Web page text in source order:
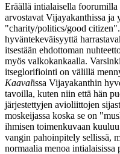
Eräällä intialaisella
arvostavat Vijayakanthissa ja
"charity/politics/good
hyväntekeväisyyttä
itsestään ehdottoman
myös valkokankaalla.
itseglorifiointi on välillä
Kaavalissa Vijayakanthin
tavoilla, kuten niin että hän
järjestettyjen avioliittojen
moskeijassa koska se on
ihmisen toimenkuvaan
vangin pahoinpitely sellissä,
normaalia menoa intialaisissa